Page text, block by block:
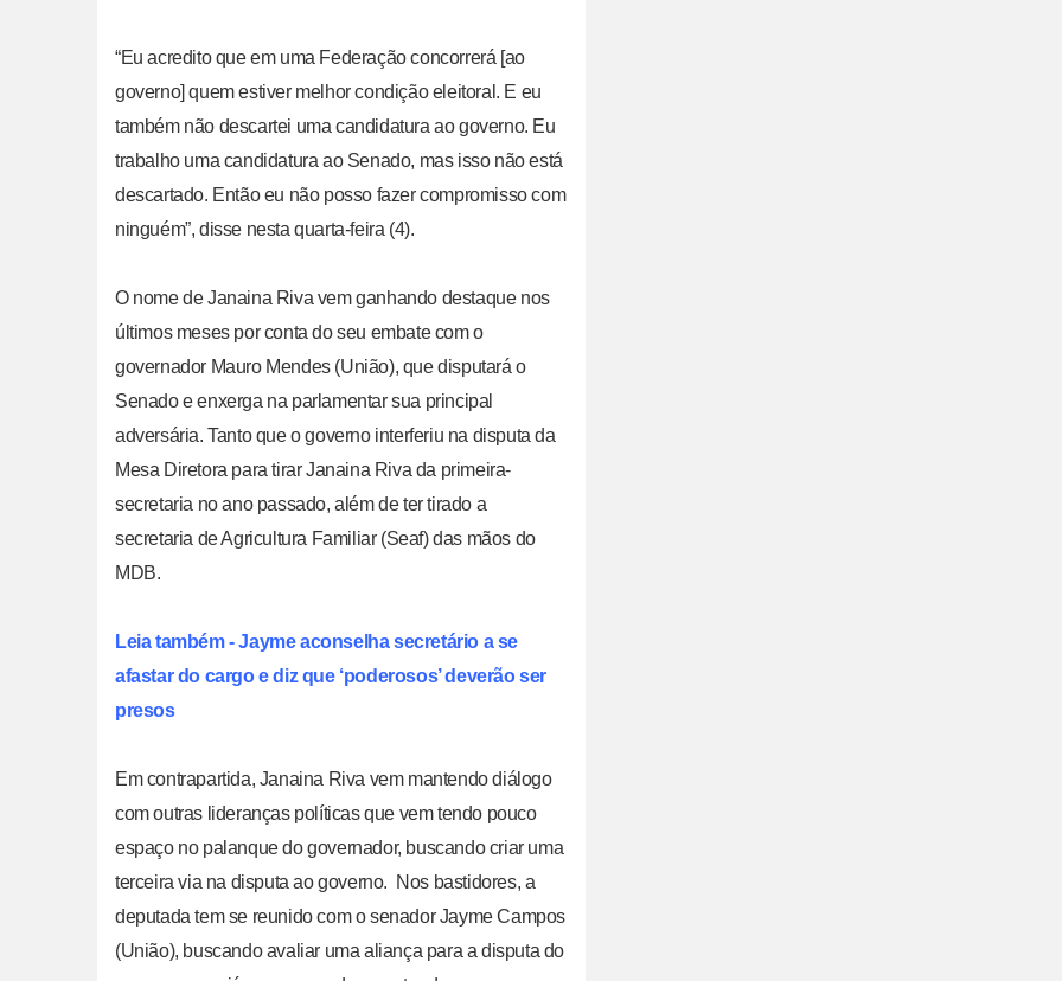
“Eu acredito que em uma Federação concorrerá [ao
governo] quem estiver melhor condição eleitoral. E eu
também não descartei uma candidatura ao governo. Eu
trabalho uma candidatura ao Senado, mas isso não está
descartado. Então eu não posso fazer compromisso com
ninguém”, disse nesta quarta-feira (4).
O nome de Janaina Riva vem ganhando destaque nos
últimos meses por conta do seu embate com o
governador Mauro Mendes (União), que disputará o
Senado e enxerga na parlamentar sua principal
adversária. Tanto que o governo interferiu na disputa da
Mesa Diretora para tirar Janaina Riva da primeira-
secretaria no ano passado, além de ter tirado a
secretaria de Agricultura Familiar (Seaf) das mãos do
MDB.
Leia também - Jayme aconselha secretário a se
afastar do cargo e diz que ‘poderosos’ deverão ser
presos
Em contrapartida, Janaina Riva vem mantendo diálogo
com outras lideranças políticas que vem tendo pouco
espaço no palanque do governador, buscando criar uma
terceira via na disputa ao governo. Nos bastidores, a
deputada tem se reunido com o senador Jayme Campos
(União), buscando avaliar uma aliança para a disputa do